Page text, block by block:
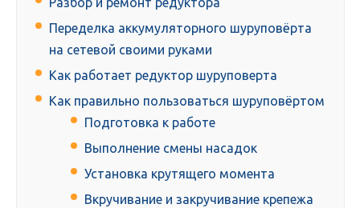
Переделка аккумуляторного шуруповёрта
на сетевой своими руками
Как работает редуктор шуруповерта
Как правильно пользоваться шуруповёртом
Подготовка к работе
Выполнение смены насадок
Установка крутящего момента
Вкручивание и закручивание крепежа